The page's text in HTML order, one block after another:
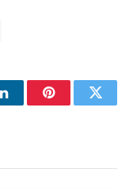
LinkedInPinterest